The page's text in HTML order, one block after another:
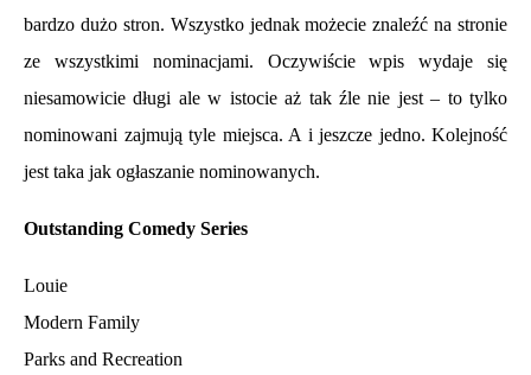
bardzo dużo stron. Wszystko jednak możecie znaleźć na stronie
ze wszystkimi nominacjami. Oczywiście wpis wydaje się
niesamowicie długi ale w istocie aż tak źle nie jest – to tylko
nominowani zajmują tyle miejsca. A i jeszcze jedno. Kolejność
jest taka jak ogłaszanie nominowanych.
Outstanding Comedy Series
Louie
Modern Family
Parks and Recreation